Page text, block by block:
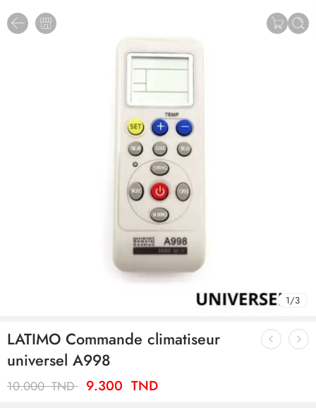
1/3
LATIMO Commande climatiseur
universel A998
10.000TND 9.300 TND